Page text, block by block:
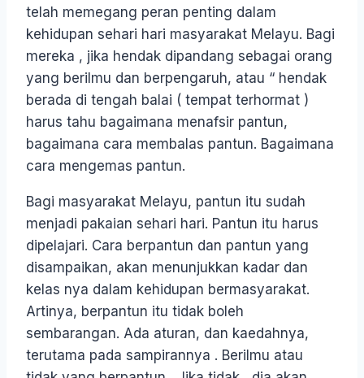
telah memegang peran penting dalam
kehidupan sehari hari masyarakat Melayu. Bagi
mereka , jika hendak dipandang sebagai orang
yang berilmu dan berpengaruh, atau “ hendak
berada di tengah balai ( tempat terhormat )
harus tahu bagaimana menafsir pantun,
bagaimana cara membalas pantun. Bagaimana
cara mengemas pantun.
Bagi masyarakat Melayu, pantun itu sudah
menjadi pakaian sehari hari. Pantun itu harus
dipelajari. Cara berpantun dan pantun yang
disampaikan, akan menunjukkan kadar dan
kelas nya dalam kehidupan bermasyarakat.
Artinya, berpantun itu tidak boleh
sembarangan. Ada aturan, dan kaedahnya,
terutama pada sampirannya . Berilmu atau